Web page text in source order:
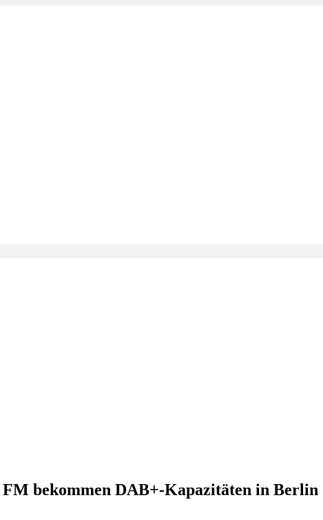
bekommen DAB+-Kapazitäten in Berlin